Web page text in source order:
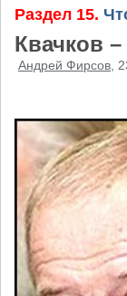
Раздел 15.
Квачков
Андрей Фирсов ,